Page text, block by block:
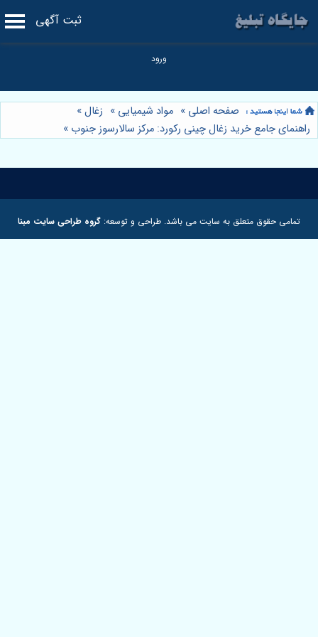
ثبت آگهی
صفحه اصلی » مواد شیمیایی » زغال»
راهنمای جامع خرید زغال چینی رکورد: مرکز سالارسوز جنوب »
تمامی حقوق متعلق به سایت می باشد. طراحی و توسعه: گروه طراحی سایت مبنا